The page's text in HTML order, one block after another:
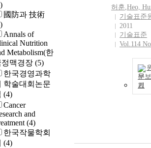
國防과 技術
Annals of
Nutrition
Metabolism(한
정맥경장 (5)
한국경영과학
학술대회논문
(4)
Cancer
and
(4)
한국작물학회
(4)
허훈,Heo,
기술표준
2011
기술표준
Vol.114
문보
기